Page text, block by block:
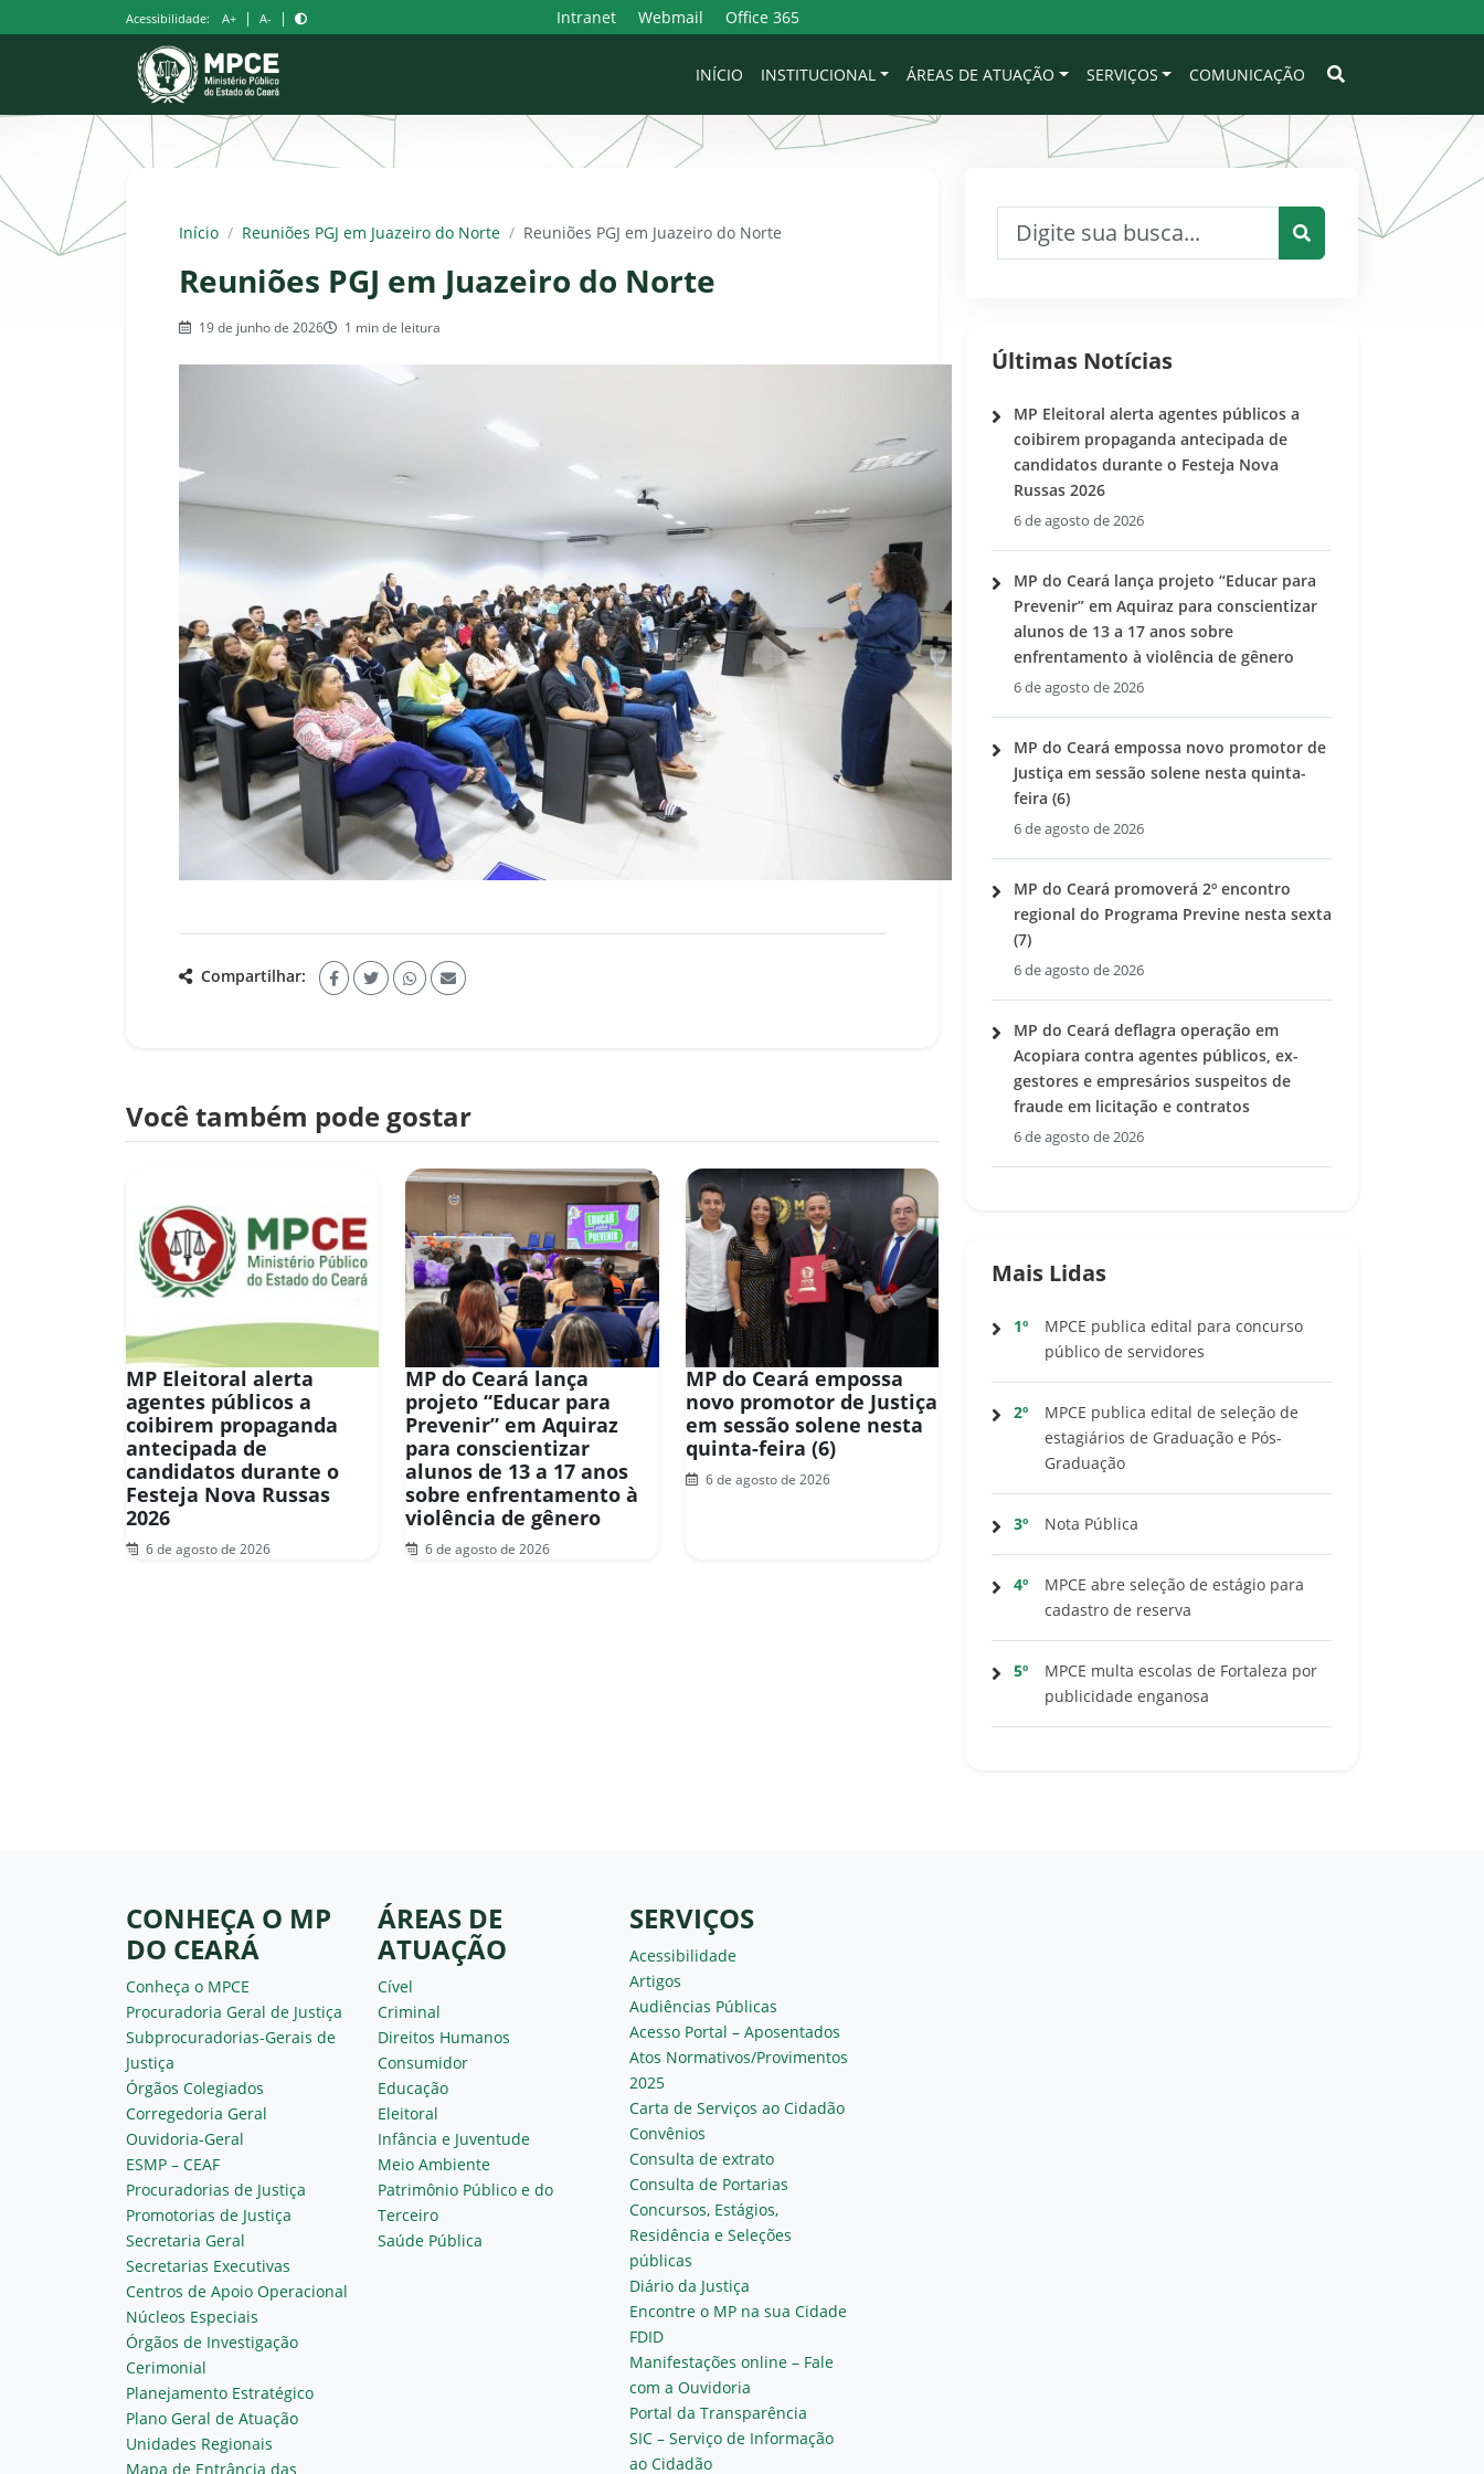
para
Acessibilidade: A+ | A- | Intranet Webmail Office 365
INÍCIO INSTITUCIONAL ÁREAS DE ATUAÇÃO SERVIÇOS COMUNICAÇÃO
Início / Reuniões PGJ em Juazeiro do Norte / Reuniões PGJ em Juazeiro do Norte
Reuniões PGJ em Juazeiro do Norte
19 de junho de 2026 1 min de leitura
Compartilhar:
Você também pode gostar
MP Eleitoral alerta
agentes públicos a
coibirem propaganda
antecipada de
candidatos durante o
Festeja Nova Russas
2026
6 de agosto de 2026
MP do Ceará lança
projeto “Educar para
Prevenir” em Aquiraz
para conscientizar
alunos de 13 a 17 anos
sobre enfrentamento à
violência de gênero
6 de agosto de 2026
MP do Ceará empossa
novo promotor de Justiça
em sessão solene nesta
quinta-feira (6)
6 de agosto de 2026
Pesquisar
Últimas Notícias
MP Eleitoral alerta agentes públicos a
coibirem propaganda antecipada de
candidatos durante o Festeja Nova
Russas 2026
6 de agosto de 2026
MP do Ceará lança projeto “Educar para
Prevenir” em Aquiraz para conscientizar
alunos de 13 a 17 anos sobre
enfrentamento à violência de gênero
6 de agosto de 2026
MP do Ceará empossa novo promotor de
Justiça em sessão solene nesta quinta-
feira (6)
6 de agosto de 2026
MP do Ceará promoverá 2º encontro
regional do Programa Previne nesta sexta
(7)
6 de agosto de 2026
MP do Ceará deflagra operação em
Acopiara contra agentes públicos, ex-
gestores e empresários suspeitos de
fraude em licitação e contratos
6 de agosto de 2026
Mais Lidas
1º
MPCE publica edital para concurso
público de servidores
2º
MPCE publica edital de seleção de
estagiários de Graduação e Pós-
Graduação
3º Nota Pública
4º
MPCE abre seleção de estágio para
cadastro de reserva
5º
MPCE multa escolas de Fortaleza por
publicidade enganosa
CONHEÇA O MP
DO CEARÁ
Conheça o MPCE
Procuradoria Geral de Justiça
Subprocuradorias-Gerais de
Justiça
Órgãos Colegiados
Corregedoria Geral
Ouvidoria-Geral
ESMP – CEAF
Procuradorias de Justiça
Promotorias de Justiça
Secretaria Geral
Secretarias Executivas
Centros de Apoio Operacional
Núcleos Especiais
Órgãos de Investigação
Cerimonial
Planejamento Estratégico
Plano Geral de Atuação
Unidades Regionais
Mapa de Entrância das
ÁREAS DE
ATUAÇÃO
Cível
Criminal
Direitos Humanos
Consumidor
Educação
Eleitoral
Infância e Juventude
Meio Ambiente
Patrimônio Público e do
Terceiro
Saúde Pública
SERVIÇOS
Acessibilidade
Artigos
Audiências Públicas
Acesso Portal – Aposentados
Atos Normativos/Provimentos
2025
Carta de Serviços ao Cidadão
Convênios
Consulta de extrato
Consulta de Portarias
Concursos, Estágios,
Residência e Seleções
públicas
Diário da Justiça
Encontre o MP na sua Cidade
FDID
Manifestações online – Fale
com a Ouvidoria
Portal da Transparência
SIC – Serviço de Informação
ao Cidadão